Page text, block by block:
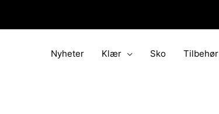
Nyheter Klær Sko Tilbehør